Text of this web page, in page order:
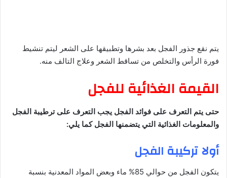
يتم نقع جذور الفجل بعد بشرها وتطبيقها على الشعر ليتم تنشيط
فورة الرأس والتخلص من تساقط الشعر وعلاج التالف منه.
القيمة الغذائية للفجل
حتى يتم التعرف على فوائد الفجل يجب التعرف على ترطيبة الفجل
والمعلومات الغذائية التي يتضمنها الفجل كما يلي:
أولا تركيبة الفجل
يتكون الفجل من حوالي 85% ماء وبعض المواد المعدنية بنسبة